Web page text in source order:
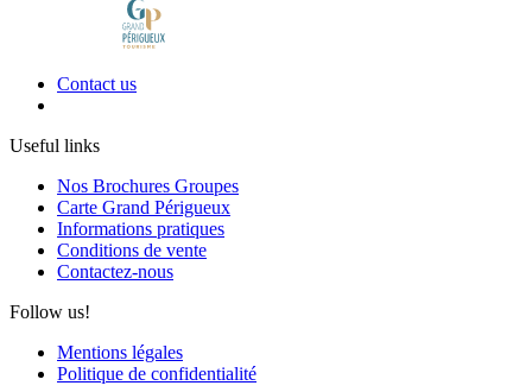
Contact us
Useful links
Nos Brochures Groupes
Carte Grand Périgueux
Informations pratiques
Conditions de vente
Contactez-nous
Follow us!
Mentions légales
Politique de confidentialité